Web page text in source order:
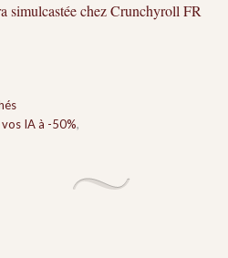
simulcastée chez Crunchyroll FR
IA à -50%,